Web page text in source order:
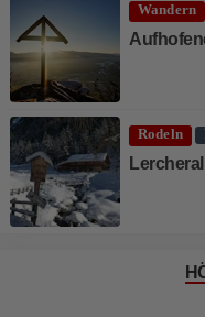
Wandern
Rodeln